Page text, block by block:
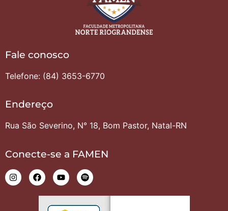
Fale conosco
Telefone: (84) 3653-6770
Endereço
Rua São Severino, N° 18, Bom Pastor, Natal-RN
Conecte-se a FAMEN